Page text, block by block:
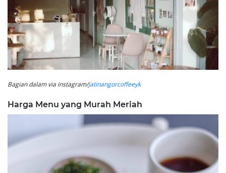
Bagian dalam via instagram/jatinangorcoffeeyk
Harga Menu yang Murah Meriah